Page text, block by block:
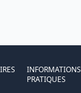
INFORMATIONS
PRATIQUES